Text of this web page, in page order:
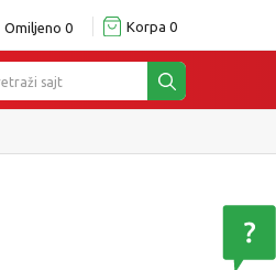
Omiljeno 0 Korpa 0
sajt